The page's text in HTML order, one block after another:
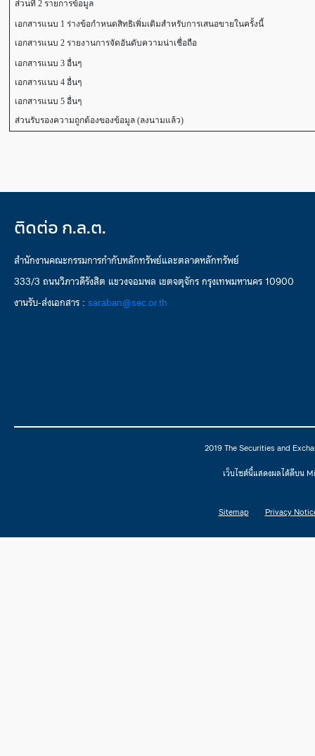
ส่วนที่ 2 รายการข้อมูล
เอกสารแนบ 1 ร่างข้อกำหนดสิทธิเพิ่มเติมสำหรับการเสนอขายในครั้งนี้
เอกสารแนบ 2 รายงานการจัดอันดับความน่าเชื่อถือ
เอกสารแนบ 3 อื่นๆ
เอกสารแนบ 4 อื่นๆ
เอกสารแนบ 5 อื่นๆ
ส่วนรับรองความถูกต้องของข้อมูล (ลงนามแล้ว)
ติดต่อ ก.ล.ต.
สำนักงานคณะกรรมการกำกับหลักทรัพย์และตลาดหลักทรัพย์
333/3 ถนนวิภาวดีรังสิต แขวงจอมพล เขตจตุจักร กรุงเทพมหานคร 10900
งานรับ-ส่งเอกสาร : saraban@sec.or.th
2019 The Securities and
เว็บไซต์นี้แสดงผลได้ดีบน
Sitemap Privacy